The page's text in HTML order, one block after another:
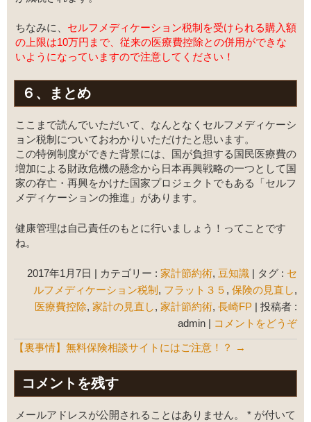
ちなみに、 セルフメディケーション税制を受けられる購入額
の上限は10万円まで、従来の医療費控除との併用ができな
いようになっていますので注意してください！
６、まとめ
ここまで読んでいただいて、なんとなくセルフメディケーシ
ョン税制についておわかりいただけたと思います。
この特例制度ができた背景には、国が負担する国民医療費の
増加による財政危機の懸念から日本再興戦略の一つとして国
家の存亡・再興をかけた国家プロジェクトでもある「セルフ
メディケーションの推進」があります。
健康管理は自己責任のもとに行いましょう！ってことです
ね。
2017年1月7日 | カテゴリー : 家計節約術, 豆知識 | タグ : セ
ルフメディケーション税制 , フラット３５ , 保険の見直し,
医療費控除, 家計の見直し, 家計節約術, 長崎FP | 投稿者 :
admin | コメントをどうぞ
【裏事情】無料保険相談サイトにはご注意！？ →
コメントを残す
メールアドレスが公開されることはありません。 *が付いて